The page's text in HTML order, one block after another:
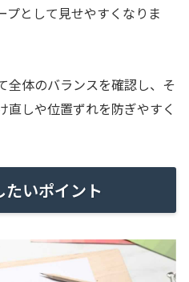
プとして見せやすくなりま
全体のバランスを確認し、そ
直しや位置ずれを防ぎやすく
いポイント